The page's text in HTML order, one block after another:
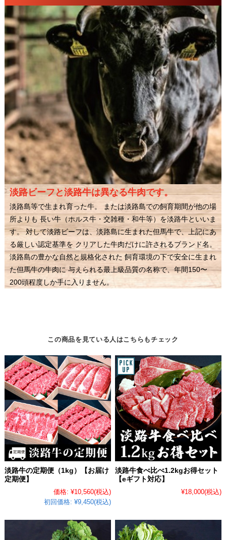
淡路ビーフと淡路牛は異なる牛肉です。
淡路島等で生まれ育った牛。 または淡路島での飼育期間が他の場
所よりも 長い牛（ホルス牛・交雑種・和牛等）を淡路牛といいま
す。 対して淡路ビーフは、淡路島に生まれた但馬牛で、上記にあ
る厳しい認定基準を クリアした牛肉だけに許されるブランド名。
淡路島の豊かな自然と規格化された 飼育環境の下で安全に生まれ
た但馬牛の牛肉に 与えられる最上級品質の名称で、年間150〜
200頭程度しか手に入りません。
この商品を見ている人はこちらもチェック
淡路牛の定期便（1kg）【お届け
定期便】
価格: ¥10,560(税込)
初回価格: ¥9,450(税込)
淡路牛食べ比べ1.2kgお得セット
【eギフト対応】
¥18,000(税込)